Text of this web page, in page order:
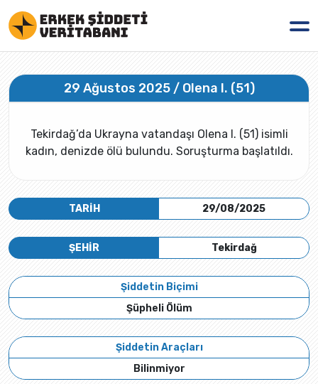
29 Ağustos 2025 / Olena I. (51)
Tekirdağ’da Ukrayna vatandaşı Olena I. (51) isimli
kadın, denizde ölü bulundu. Soruşturma başlatıldı.
TARİH 29/08/2025
Tekirdağ
ŞEHİR
Şiddetin Biçimi
Şüpheli Ölüm
Şiddetin Araçları
Bilinmiyor